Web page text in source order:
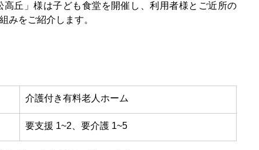
丘」様は子ども食堂を開催し、利用者様とご近所の
みをご紹介します。
​介護付き有料老人ホーム
​要支援 1~2、要介護 1~5